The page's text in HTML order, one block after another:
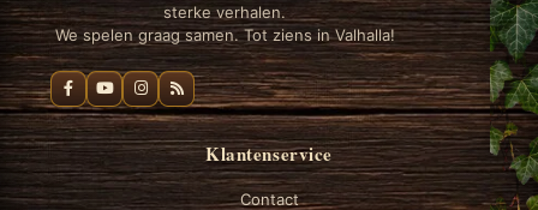
sterke verhalen.
We spelen graag samen. Tot ziens in Valhalla!
Klantenservice
Contact